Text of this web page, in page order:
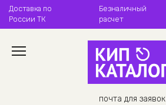
Перейти
содержанию
Доставка по
России ТК
Безналичный
расчет
почта для заявок